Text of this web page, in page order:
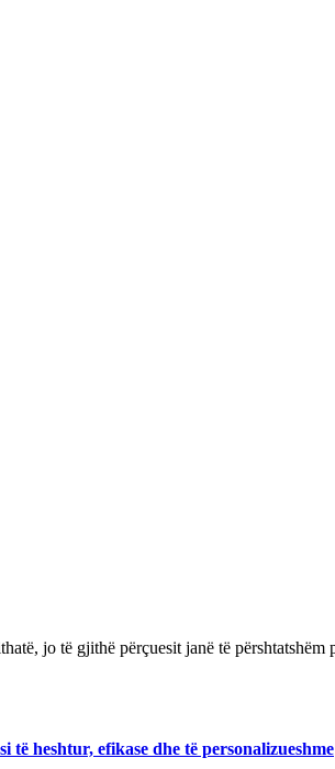
jo të gjithë përçuesit janë të
heshtur, efikase dhe të personalizueshme